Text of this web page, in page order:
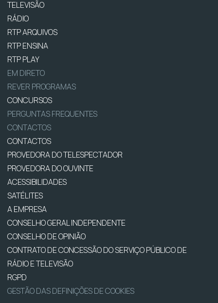
TELEVISÃO
RÁDIO
RTP ARQUIVOS
RTP ENSINA
RTP PLAY
EM DIRETO
REVER PROGRAMAS
CONCURSOS
PERGUNTAS FREQUENTES
CONTACTOS
CONTACTOS
PROVEDORA DO TELESPECTADOR
PROVEDORA DO OUVINTE
ACESSIBILIDADES
SATÉLITES
A EMPRESA
CONSELHO GERAL INDEPENDENTE
CONSELHO DE OPINIÃO
CONTRATO DE CONCESSÃO DO SERVIÇO PÚBLICO DE
RÁDIO E TELEVISÃO
RGPD
GESTÃO DAS DEFINIÇÕES DE COOKIES